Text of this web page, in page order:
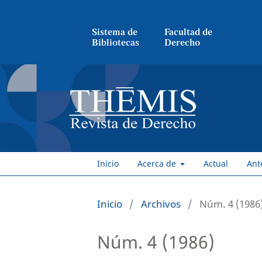
Sistema de
Bibliotecas
Facultad de
Derecho
Inicio Acerca de Actual
Inicio / Archivos / Núm. 4
Núm. 4 (1986)